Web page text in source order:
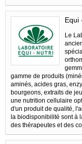
Equi
Le
gamme de produits
aminés, acides gras,
bourgeons, extraits de
une nutrition cellulaire
d'un produit de qualité,
la biodisponibilité sont à
des thérapeutes et des